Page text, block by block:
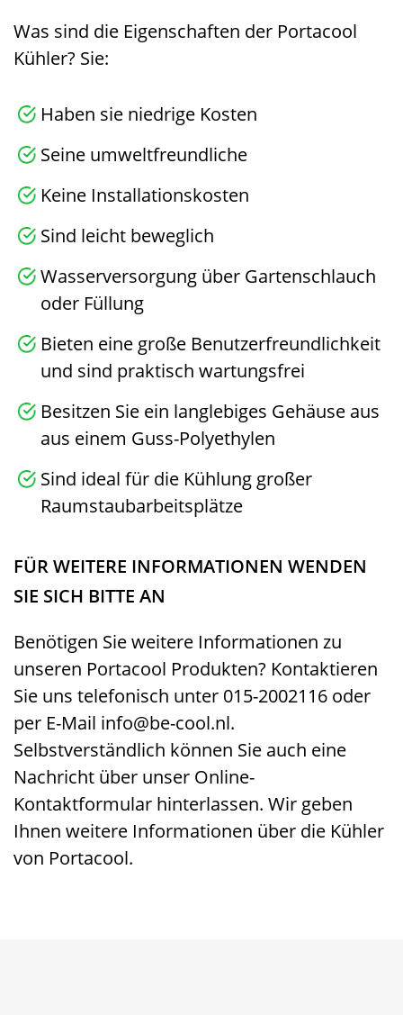
Was sind die Eigenschaften der Portacool
Kühler? Sie:
Haben sie niedrige Kosten
Seine umweltfreundliche
Keine Installationskosten
Sind leicht beweglich
Wasserversorgung über Gartenschlauch
oder Füllung
Bieten eine große Benutzerfreundlichkeit
und sind praktisch wartungsfrei
Besitzen Sie ein langlebiges Gehäuse aus
aus einem Guss-Polyethylen
Sind ideal für die Kühlung großer
Raumstaubarbeitsplätze
FÜR WEITERE INFORMATIONEN WENDEN
SIE SICH BITTE AN
Benötigen Sie weitere Informationen zu
unseren Portacool Produkten? Kontaktieren
Sie uns telefonisch unter 015-2002116 oder
per E-Mail info@be-cool.nl.
Selbstverständlich können Sie auch eine
Nachricht über unser Online-
Kontaktformular hinterlassen. Wir geben
Ihnen weitere Informationen über die Kühler
von Portacool.